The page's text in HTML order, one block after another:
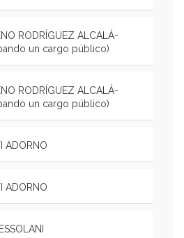
RODRÍGUEZ ALCALÁ-
un cargo público)
RODRÍGUEZ ALCALÁ-
un cargo público)
ADORNO
ADORNO